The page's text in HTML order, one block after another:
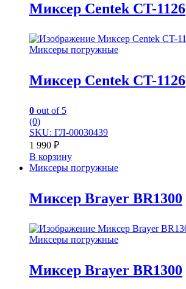
Миксер Centek CT-1126
Миксеры погружные
Миксер Centek CT-1126
0 out of 5
(0)
SKU: ГЛ-00030439
1 990 ₽
В корзину
Миксеры погружные
Миксер Brayer BR1300
Миксеры погружные
Миксер Brayer BR1300